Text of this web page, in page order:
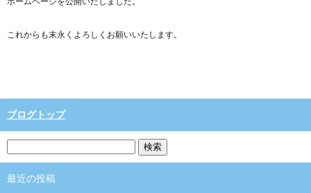
これからも末永くよろしくお願いいたします。
ブログトップ
最近の投稿